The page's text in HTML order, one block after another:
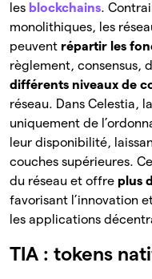
les blockchains.
monolithiques, les
peuvent répartir les
règlement, consensus,
différents niveaux de
réseau. Dans Celestia,
uniquement de
leur disponibilité,
couches supérieures.
du réseau et offre plus
favorisant l’innovation
les applications
TIA : tokens